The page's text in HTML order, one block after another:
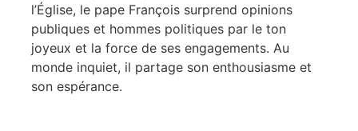
l’Église, le pape François surprend opinions
publiques et hommes politiques par le ton
joyeux et la force de ses engagements. Au
monde inquiet, il partage son enthousiasme et
son espérance.